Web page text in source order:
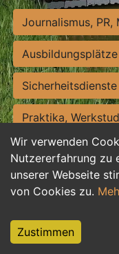
Wir verwenden
Nutzererfahrung zu
unserer Webseite
von Cookies zu.
Zustimmen
Journalismus, PR,
Ausbildungsplätze
Sicherheitsdienste
Praktika,
Personalwesen
Hilfskräfte,
Weiterbildung,